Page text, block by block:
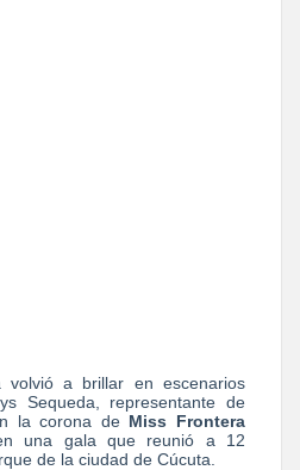
volvió a brillar en escenarios
Sequeda, representante de
la corona de Miss Frontera
una gala que reunió a 12
de la ciudad de Cúcuta.